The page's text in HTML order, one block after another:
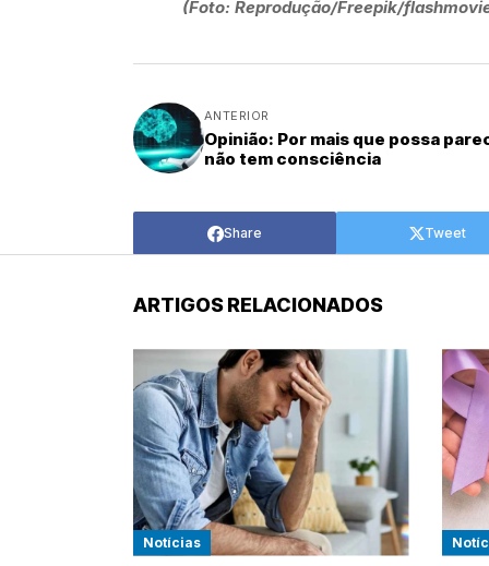
(Foto: Reprodução/Freepik/
ANTERIOR
Opinião: Por mais que possa
não tem consciência
Share Tweet
ARTIGOS RELACIONADOS
Notícias